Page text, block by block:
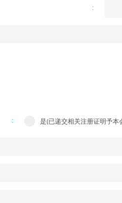
是(已递交相关注册证明予本